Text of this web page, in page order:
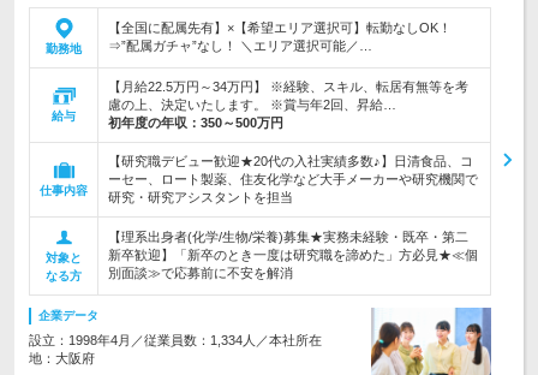
勤務地
【全国に配属先有】×【希望エリア選択可】転勤なしOK！
⇒”配属ガチャ”なし！ ＼エリア選択可能／…
給与
【月給22.5万円～34万円】 ※経験、スキル、転居有無等を考
慮の上、決定いたします。 ※賞与年2回、昇給…
初年度の年収： 350～500万円
仕事内容
【研究職デビュー歓迎★20代の入社実績多数♪】日清食品、コ
ーセー、ロート製薬、住友化学など大手メーカーや研究機関で
研究・研究アシスタントを担当
対象と
なる方
【理系出身者(化学/生物/栄養)募集★実務未経験・既卒・第二
新卒歓迎】「新卒のとき一度は研究職を諦めた」方必見★≪個
別面談≫で応募前に不安を解消
企業データ
設立：1998年4月／従業員数：1,334人／本社所在
地：大阪府